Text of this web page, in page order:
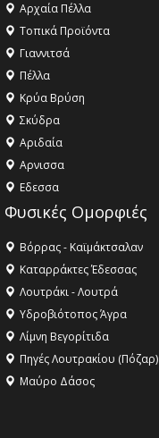
Αρχαία Πέλλα
Τοπικά Προϊόντα
Γιαννιτσά
Πέλλα
Κρύα Βρύση
Σκύδρα
Αριδαία
Aρνισσα
Eδεσσα
Φυσικές Ομορφιές
Βόρρας - Καϊμάκτσαλαν
Καταρράκτες Έδεσσας
Λουτράκι - Λουτρά
Υδροβιότοπος Άγρα
Λίμνη Βεγορίτιδα
Πηγές Λουτρακίου (Πόζαρ)
Μαύρο Δάσος